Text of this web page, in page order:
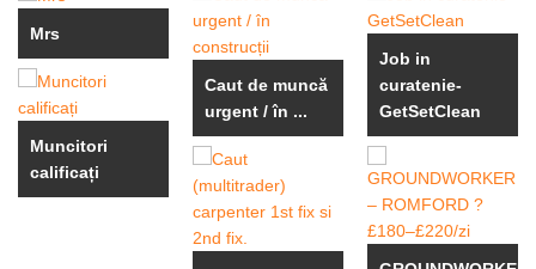
Mrs
Muncitori
calificați
Caut de muncă
urgent / în ...
Job in
curatenie-
GetSetClean